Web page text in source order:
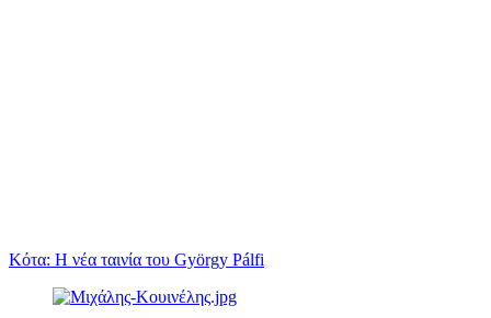
Κότα: Η νέα ταινία του György Pálfi